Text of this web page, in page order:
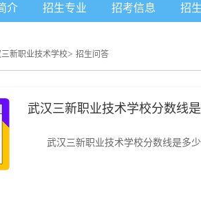
介 招生专业 招考信息 招
新职业技术学校> 招生问答
武汉三新职业技术学校分数线
武汉三新职业技术学校分数线是多